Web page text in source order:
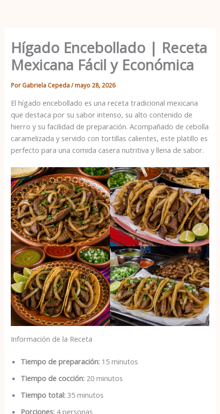
Hígado Encebollado | Receta
Mexicana Fácil y Económica
Por Gabriela Cepeda/mayo 28, 2026
El hígado encebollado es una receta tradicional mexicana
que destaca por su sabor intenso, su alto contenido de
hierro y su facilidad de preparación. Acompañado de cebolla
caramelizada y servido con tortillas calientes, este platillo es
perfecto para una comida casera nutritiva y llena de sabor.
Información de la Receta
Tiempo de preparación: 15 minutos
Tiempo de cocción: 20 minutos
Tiempo total: 35 minutos
Porciones: 4 personas